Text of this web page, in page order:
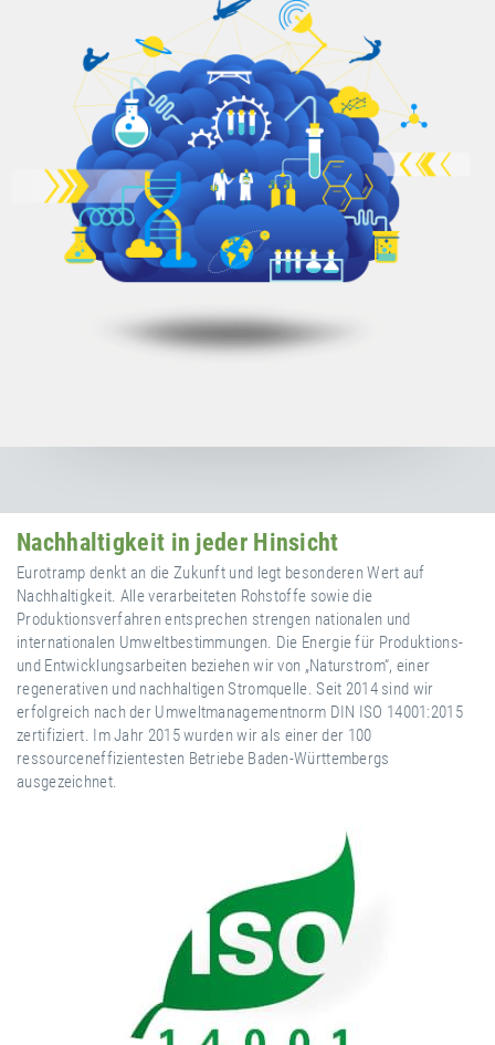
Nachhaltigkeit in jeder Hinsicht
Eurotramp denkt an die Zukunft und legt besonderen Wert auf
Nachhaltigkeit. Alle verarbeiteten Rohstoffe sowie die
Produktionsverfahren entsprechen strengen nationalen und
internationalen Umweltbestimmungen. Die Energie für Produktions-
und Entwicklungsarbeiten beziehen wir von „Naturstrom“, einer
regenerativen und nachhaltigen Stromquelle. Seit 2014 sind wir
erfolgreich nach der Umweltmanagementnorm DIN ISO 14001:2015
zertifiziert. Im Jahr 2015 wurden wir als einer der 100
ressourceneffizientesten Betriebe Baden-Württembergs
ausgezeichnet.